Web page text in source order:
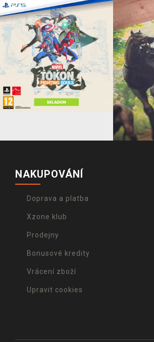
NAKUPOVÁNÍ
Doprava a platba
Xzone klub
Prodejny
Bonusové kredity
Vrácení zboží
Upravit cookies